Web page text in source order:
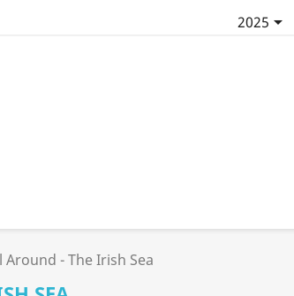
2025
- The Irish Sea